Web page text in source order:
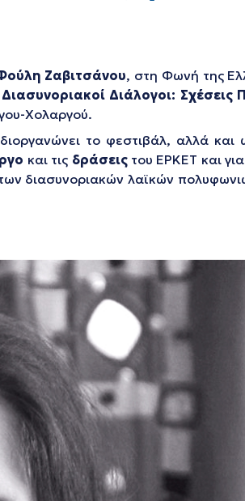
Ζαβιτσάνου, στη Φωνή της
Διάλογοι: Σχέσεις
Χολαργού.
το φεστιβάλ, αλλά και
και τις δράσειςτου ΕΡΚΕΤ και
διασυνοριακών λαϊκών